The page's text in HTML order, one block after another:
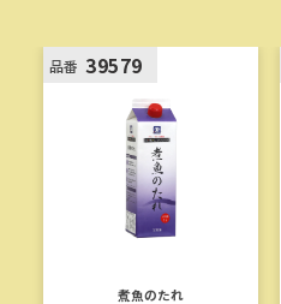
品番 39579
煮魚のたれ